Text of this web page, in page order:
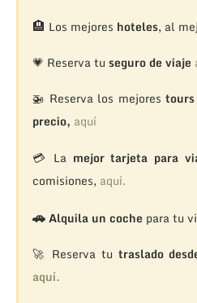
🏨 Los mejores hoteles, al
💗 Reserva tu seguro de viaje
🚁 Reserva los mejores
precio, aquí
💳 La mejor tarjeta para
comisiones, aquí.
🚗Alquila un coche para tu
🚀 Reserva tu traslado
aquí.